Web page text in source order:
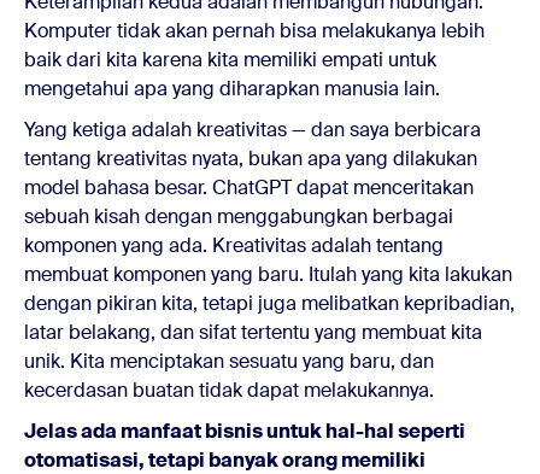
Komputer tidak akan pernah bisa melakukanya lebih
baik dari kita karena kita memiliki empati untuk
mengetahui apa yang diharapkan manusia lain.
Yang ketiga adalah kreativitas — dan saya berbicara
tentang kreativitas nyata, bukan apa yang dilakukan
model bahasa besar. ChatGPT dapat menceritakan
sebuah kisah dengan menggabungkan berbagai
komponen yang ada. Kreativitas adalah tentang
membuat komponen yang baru. Itulah yang kita lakukan
dengan pikiran kita, tetapi juga melibatkan kepribadian,
latar belakang, dan sifat tertentu yang membuat kita
unik. Kita menciptakan sesuatu yang baru, dan
kecerdasan buatan tidak dapat melakukannya.
Jelas ada manfaat bisnis untuk hal-hal seperti
otomatisasi, tetapi banyak orang memiliki